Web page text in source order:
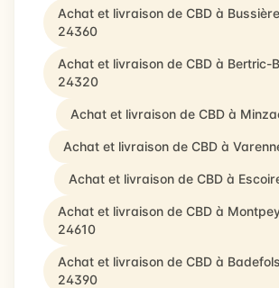
Achat et livraison de CBD à
24360
Achat et livraison de CBD à Bertric-
24320
Achat et livraison de CBD à
Achat et livraison de CBD à
Achat et livraison de CBD à
Achat et livraison de CBD à
24610
Achat et livraison de CBD à
24390